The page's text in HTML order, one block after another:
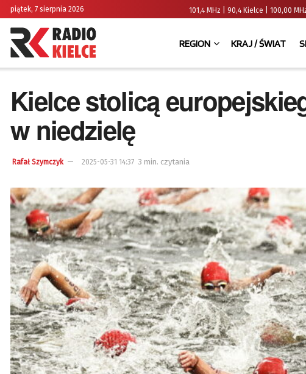
piątek, 7 sierpnia 2026 101,4 MHz | 90,4 Kielce | 100,00
REGION KRAJ / ŚWIAT
Kielce stolicą
w niedzielę
Rafał Szymczyk 2025-05-31 14:37 3 min. czytania